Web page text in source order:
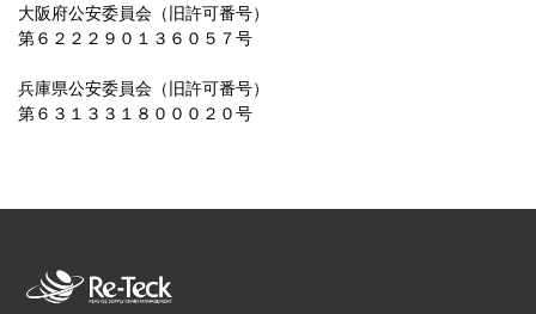
大阪府公安委員会（旧許可番号）
第６２２２９０１３６０５７号
兵庫県公安委員会（旧許可番号）
第６３１３３１８０００２０号